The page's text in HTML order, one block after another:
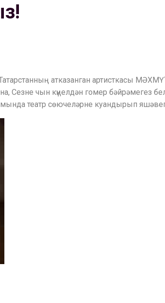
Татарстанның атказанган артисткасы
Сезне чын күңелдән гомер бәйрәмегез
театр сөючеләрне куандырып